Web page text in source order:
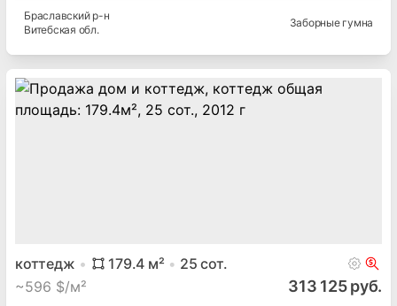
Браславскийр-н
Витебская обл.
Заборные гумна
коттедж 179.4 м² 25 сот.
~596 $/м² 313 125 руб.